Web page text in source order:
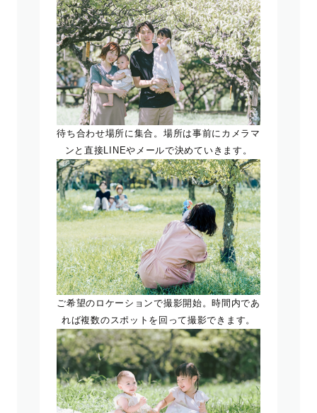
待ち合わせ場所に集合。場所は事前にカメラマ
ンと直接LINEやメールで決めていきます。
ご希望のロケーションで撮影開始。時間内であ
れば複数のスポットを回って撮影できます。